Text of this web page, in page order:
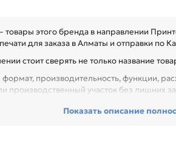
товары этого бренда в направлении
для заказа в Алматы и отправки по
стоит сверять не только название
производительность, функции,
производственный участок без лишних
Показать описание